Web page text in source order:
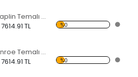
Charlie Chaplin Temalı Kanvas Saat
7614.91 TL %0
Marilyn Monroe Temalı Kanvas Saat
7614.91 TL %0